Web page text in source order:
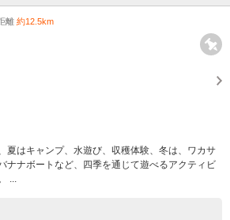
離 約12.5km
夏はキャンプ、水遊び、収穫体験、冬は、ワカサ
ナナボートなど、四季を通じて遊べるアクティビ
...